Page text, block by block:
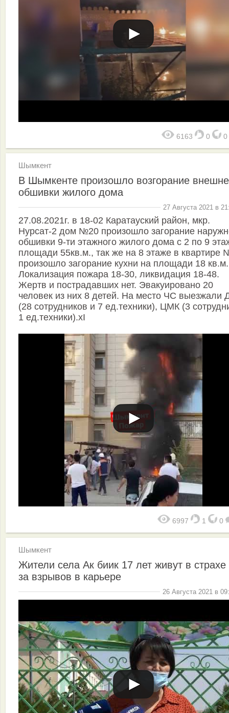
6163 0 0
Шымкент
В Шымкенте произошло возгорание
обшивки жилого дома
27 Августа 2021 в
27.08.2021г. в 18-02 Каратауский район, мкр.
Нурсат-2 дом №20 произошло загорание
обшивки 9-ти этажного жилого дома с 2 по 9
площади 55кв.м., так же на 8 этаже в квартире
произошло загорание кухни на площади 18 кв.м.
Локализация пожара 18-30, ликвидация 18-48.
Жертв и пострадавших нет. Эвакуировано 20
человек из них 8 детей. На место ЧС выезжали
(28 сотрудников и 7 ед.техники), ЦМК (3
1 ед.техники).xI
6997 1 0
Шымкент
Жители села Ак биик 17 лет живут в страхе
за взрывов в карьере
26 Августа 2021 в